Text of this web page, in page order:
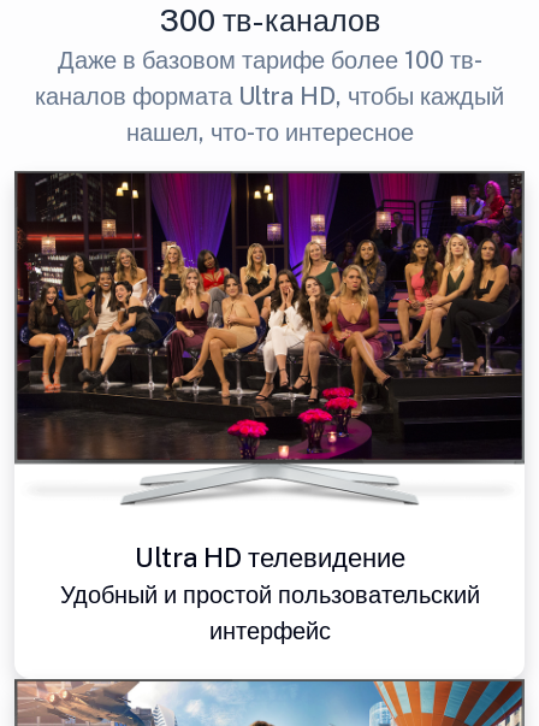
300 тв-каналов
Даже в базовом тарифе более 100 тв-
каналов формата Ultra HD, чтобы каждый
нашел, что-то интересное
Ultra HD телевидение
Удобный и простой пользовательский
интерфейс